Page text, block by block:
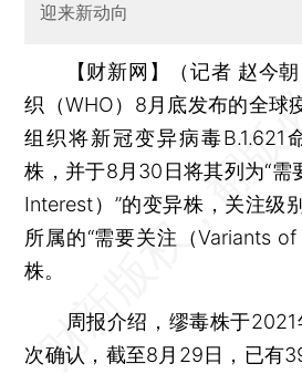
迎来新动向
【财新网】（记者 赵今朝
织（WHO）8月底发布的全球
组织将新冠变异病毒B.1.621
株，并于8月30日将其列为“需
Interest）”的变异株，关注级
所属的“需要关注（Variants
株。
周报介绍，缪毒株于2021
次确认，截至8月29日，已有